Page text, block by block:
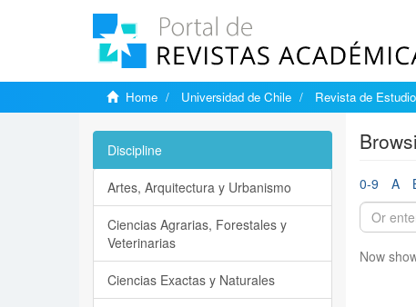
Home Universidad de Chile Revista de
0-9 A
Now
Discipline
Artes, Arquitectura y Urbanismo
Ciencias Agrarias, Forestales y
Veterinarias
Ciencias Exactas y Naturales